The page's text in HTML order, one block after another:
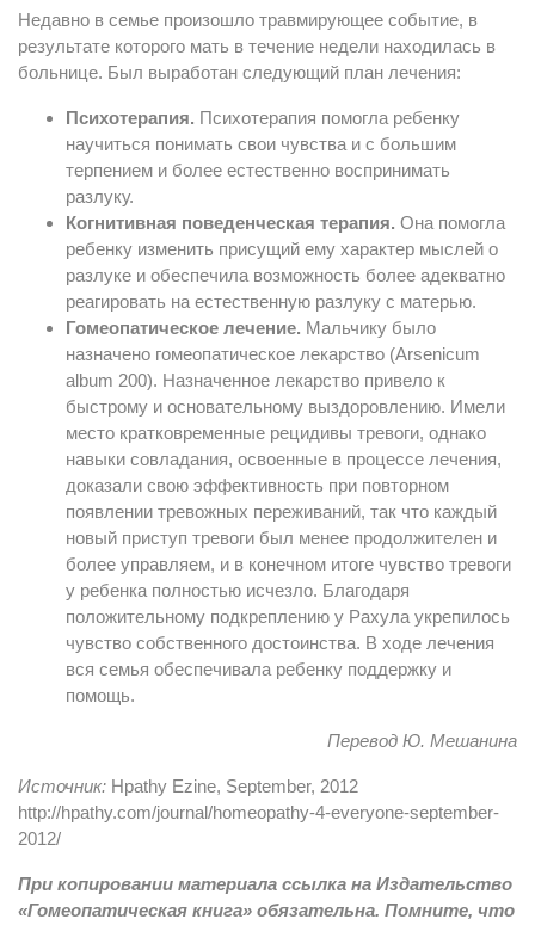
Недавно в семье произошло травмирующее событие, в
результате которого мать в течение недели находилась в
больнице. Был выработан следующий план лечения:
Психотерапия. Психотерапия помогла ребенку
научиться понимать свои чувства и с большим
терпением и более естественно воспринимать
разлуку.
Когнитивная поведенческая терапия. Она помогла
ребенку изменить присущий ему характер мыслей о
разлуке и обеспечила возможность более адекватно
реагировать на естественную разлуку с матерью.
Гомеопатическое лечение. Мальчику было
назначено гомеопатическое лекарство (Arsenicum
album 200). Назначенное лекарство привело к
быстрому и основательному выздоровлению. Имели
место кратковременные рецидивы тревоги, однако
навыки совладания, освоенные в процессе лечения,
доказали свою эффективность при повторном
появлении тревожных переживаний, так что каждый
новый приступ тревоги был менее продолжителен и
более управляем, и в конечном итоге чувство тревоги
у ребенка полностью исчезло. Благодаря
положительному подкреплению у Рахула укрепилось
чувство собственного достоинства. В ходе лечения
вся семья обеспечивала ребенку поддержку и
помощь.
Перевод Ю. Мешанина
Источник: Hpathy Ezine, September, 2012
http://hpathy.com/journal/homeopathy-4-everyone-september-
2012/
При копировании материала ссылка на Издательство
«Гомеопатическая книга» обязательна. Помните, что